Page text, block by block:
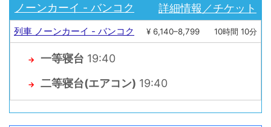
ノーンカーイ - バンコク 詳細情報／チケット
列車 ノーンカーイ - バンコク ¥ 6,140–8,799 10時間 10分
→ 一等寝台 19:40
→ 二等寝台(エアコン) 19:40